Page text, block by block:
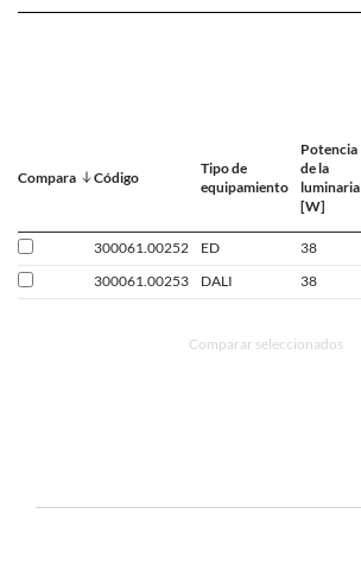
Compara Código
Tipo de
equipamiento
Potencia
de la
luminaria
[W]
300061.00252 ED 38
300061.00253
DALI 38
Comparar seleccionados